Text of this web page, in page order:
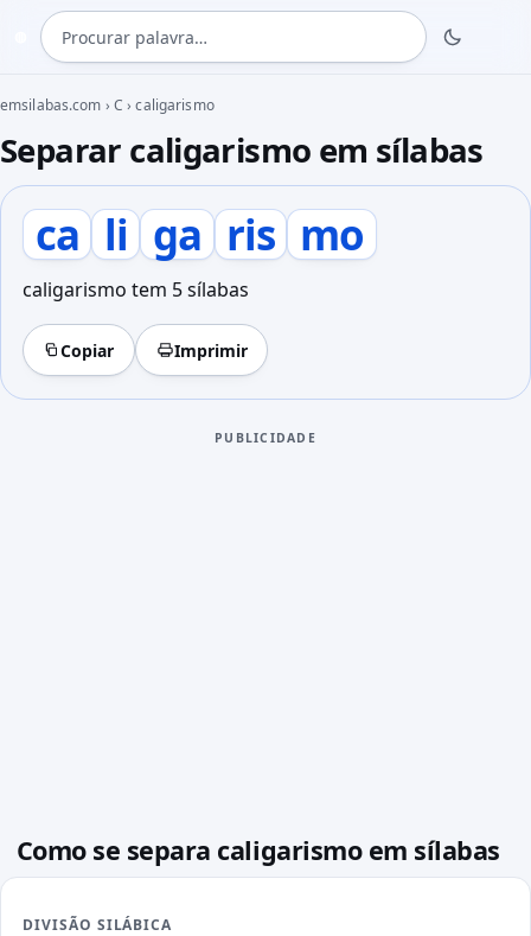
Procurar palavra
emsilabas.com › C ›caligarismo
Separar caligarismo em sílabas
ca li ga ris mo
caligarismo tem 5 sílabas
Copiar Imprimir
PUBLICIDADE
Como se separa caligarismo em sílabas
DIVISÃO SILÁBICA